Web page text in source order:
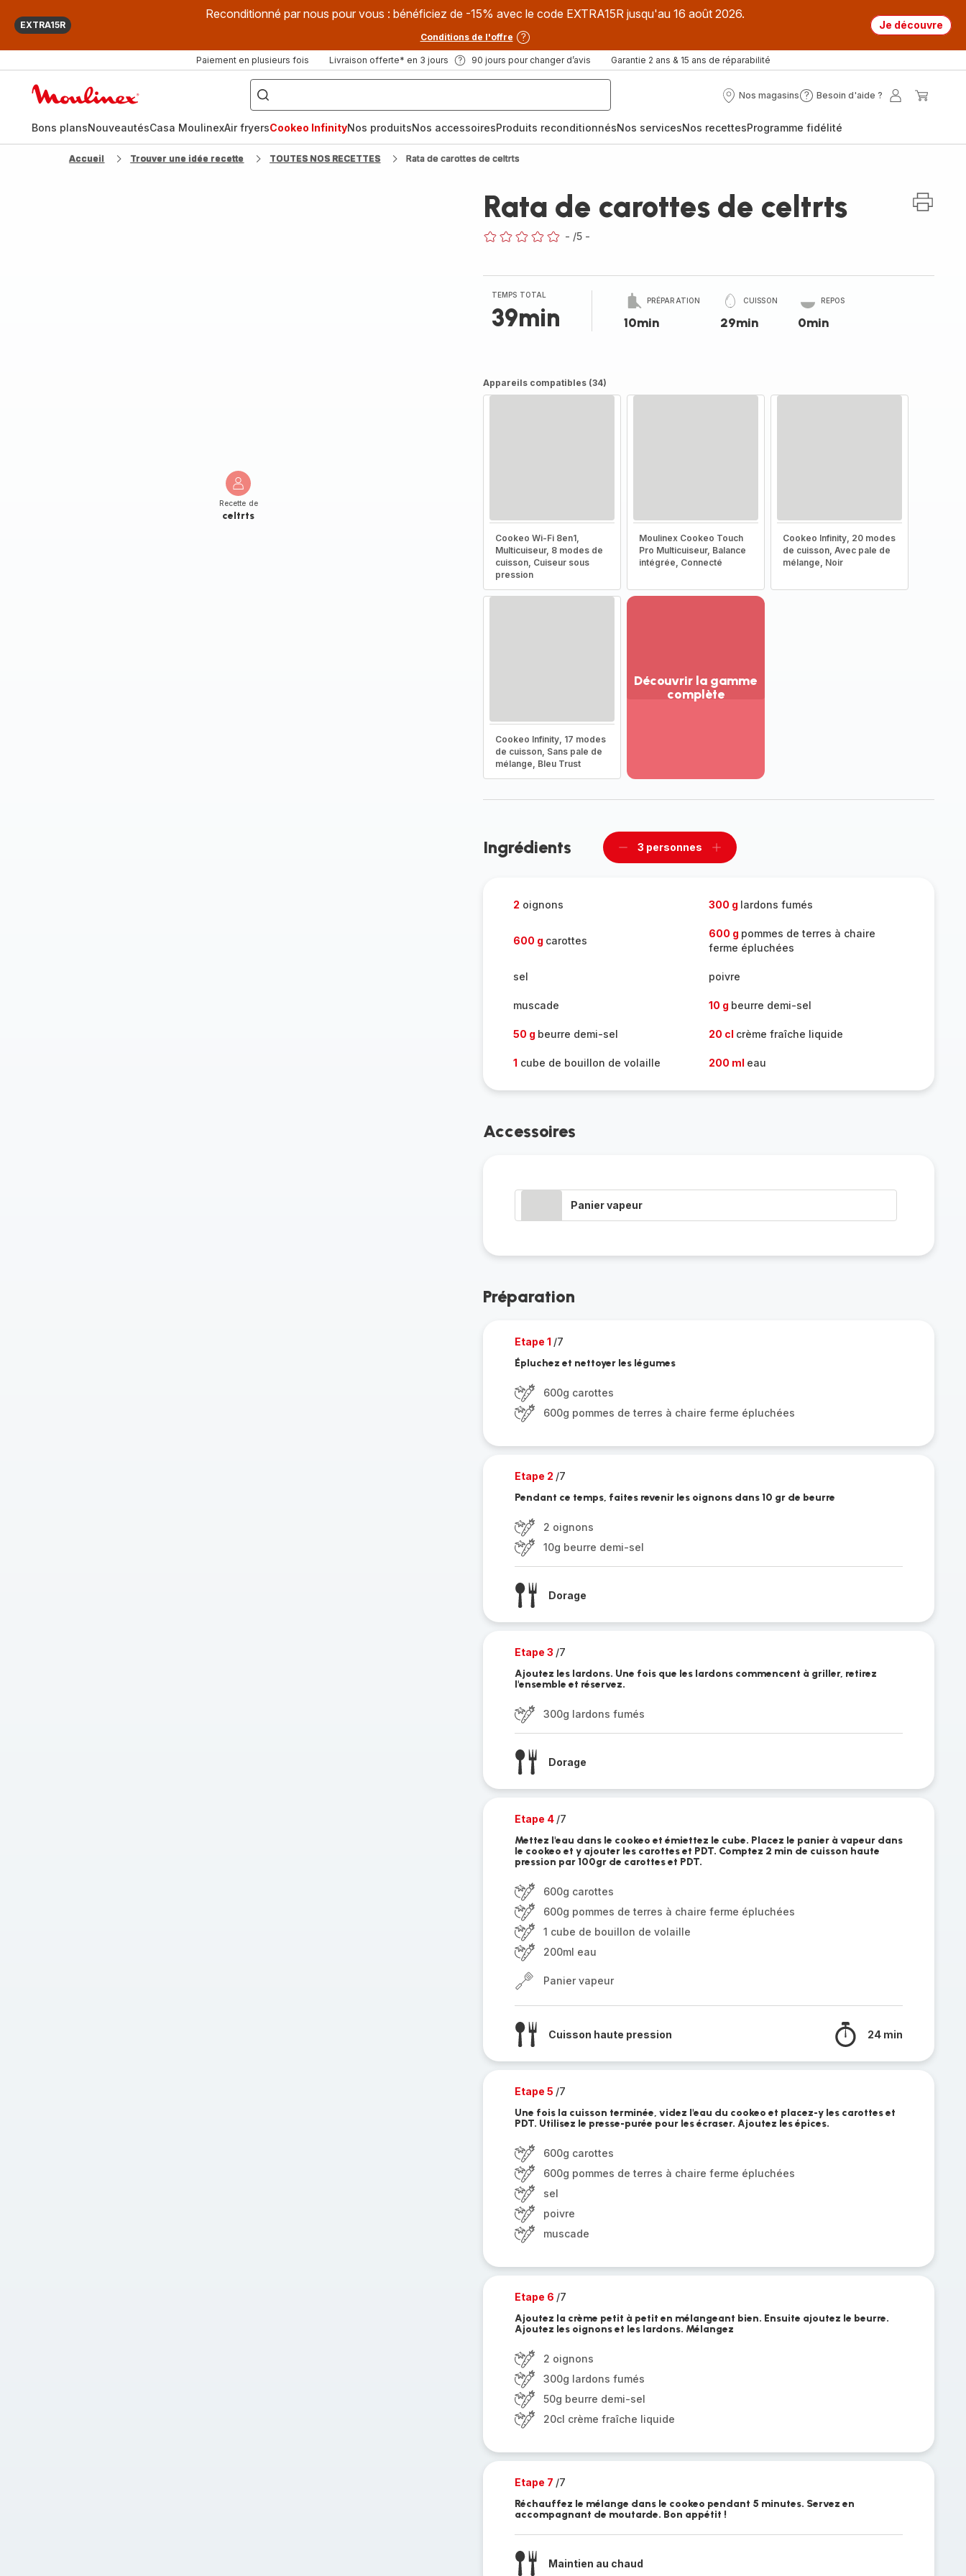
EXTRA15R
Reconditionné par nous pour vous : bénéficiez de -15% avec le code EXTRA15R jusqu'au 16 août 2026.
Conditions de l'offre
Je découvre
Paiement en plusieurs fois Livraison offerte* en 3 jours 90 jours pour changer d’avis Garantie 2 ans & 15 ans de réparabilité
["Que
recherchez-
vous
?",
fryer",
"Companion"]
Nos magasins
Nos
Besoin d'aide ?
Besoin
?
Mon
Bons plansNouveautésCasa MoulinexAir fryersCookeo InfinityNos produitsNos accessoiresProduits reconditionnésNos servicesNos recettesProgramme fidélité
Accueil Trouver une idée recette TOUTES NOS RECETTES Rata de carottes de celtrts
Recette de
celtrts
Rata de carottes de celtrts
- /5 -
TEMPS TOTAL
39min
PRÉPARATION
10min
CUISSON
29min
REPOS
0min
Appareils compatibles (34)
Cookeo Wi-Fi 8en1,
Multicuiseur, 8 modes de
cuisson, Cuiseur sous
pression
Moulinex Cookeo Touch
Pro Multicuiseur, Balance
intégrée, Connecté
Cookeo Infinity, 20 modes
de cuisson, Avec pale de
mélange, Noir
Cookeo Infinity, 17 modes
de cuisson, Sans pale de
mélange, Bleu Trust
Découvrir la gamme
complète
gamme
Ingrédients
Supprimer
3 personnes
Ajouter
2 oignons 300 g lardons fumés
600 g carottes
600 g pommes de terres à chaire
ferme épluchées
sel poivre
muscade 10 g beurre demi-sel
50 g beurre demi-sel 20 cl crème fraîche liquide
1 cube de bouillon de volaille 200 ml eau
Accessoires
Panier vapeur
Préparation
Etape 1 /7
Épluchez et nettoyer les légumes
600g carottes
600g pommes de terres à chaire ferme épluchées
Etape 2 /7
Pendant ce temps, faites revenir les oignons dans 10 gr de beurre
2 oignons
10g beurre demi-sel
Dorage
Etape 3 /7
Ajoutez les lardons. Une fois que les lardons commencent à griller, retirez
l'ensemble et réservez.
300g lardons fumés
Dorage
Etape 4 /7
Mettez l'eau dans le cookeo et émiettez le cube. Placez le panier à vapeur dans
le cookeo et y ajouter les carottes et PDT. Comptez 2 min de cuisson haute
pression par 100gr de carottes et PDT.
600g carottes
600g pommes de terres à chaire ferme épluchées
1 cube de bouillon de volaille
200ml eau
Panier vapeur
Cuisson haute pression 24 min
Etape 5 /7
Une fois la cuisson terminée, videz l'eau du cookeo et placez-y les carottes et
PDT. Utilisez le presse-purée pour les écraser. Ajoutez les épices.
600g carottes
600g pommes de terres à chaire ferme épluchées
sel
poivre
muscade
Etape 6 /7
Ajoutez la crème petit à petit en mélangeant bien. Ensuite ajoutez le beurre.
Ajoutez les oignons et les lardons. Mélangez
2 oignons
300g lardons fumés
50g beurre demi-sel
20cl crème fraîche liquide
Etape 7 /7
Réchauffez le mélange dans le cookeo pendant 5 minutes. Servez en
accompagnant de moutarde. Bon appétit !
Maintien au chaud